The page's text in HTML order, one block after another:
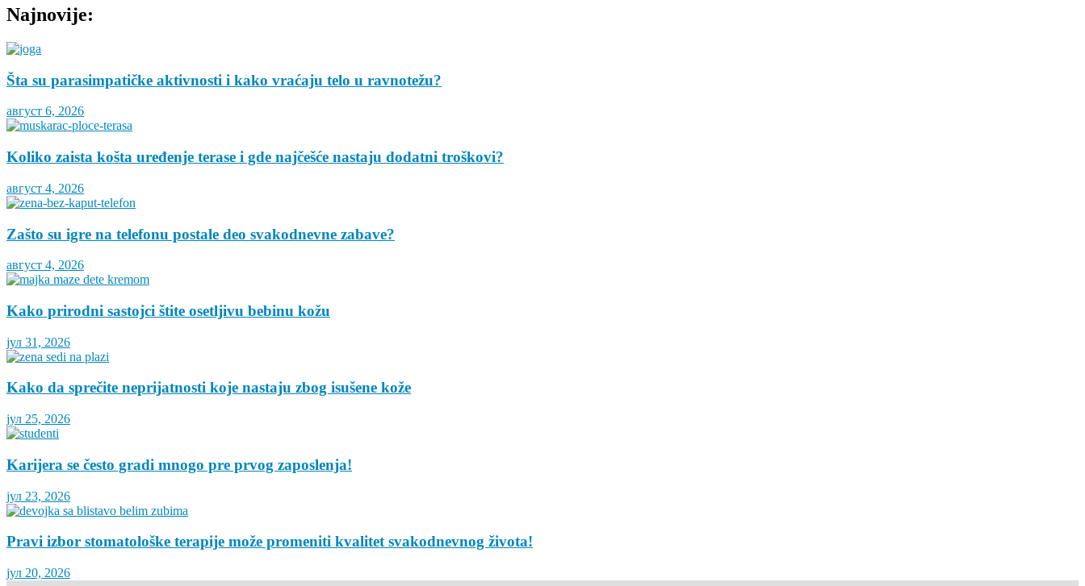
Najnovije:
Šta su parasimpatičke aktivnosti i kako vraćaju telo u ravnotežu?
август 6, 2026
Koliko zaista košta uređenje terase i gde najčešće nastaju dodatni troškovi?
август 4, 2026
Zašto su igre na telefonu postale deo svakodnevne zabave?
август 4, 2026
Kako prirodni sastojci štite osetljivu bebinu kožu
јул 31, 2026
Kako da sprečite neprijatnosti koje nastaju zbog isušene kože
јул 25, 2026
Karijera se često gradi mnogo pre prvog zaposlenja!
јул 23, 2026
Pravi izbor stomatološke terapije može promeniti kvalitet svakodnevnog života!
јул 20, 2026